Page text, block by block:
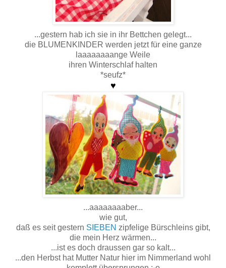
...gestern hab ich sie in ihr Bettchen gelegt...
die BLUMENKINDER werden jetzt für eine ganze
laaaaaaaange Weile
ihren Winterschlaf halten
*seufz*
♥
...aaaaaaaaber...
wie gut,
daß es seit gestern SIEBEN zipfelige Bürschleins gibt,
die mein Herz wärmen...
...ist es doch draussen gar so kalt...
...den Herbst hat Mutter Natur hier im Nimmerland wohl